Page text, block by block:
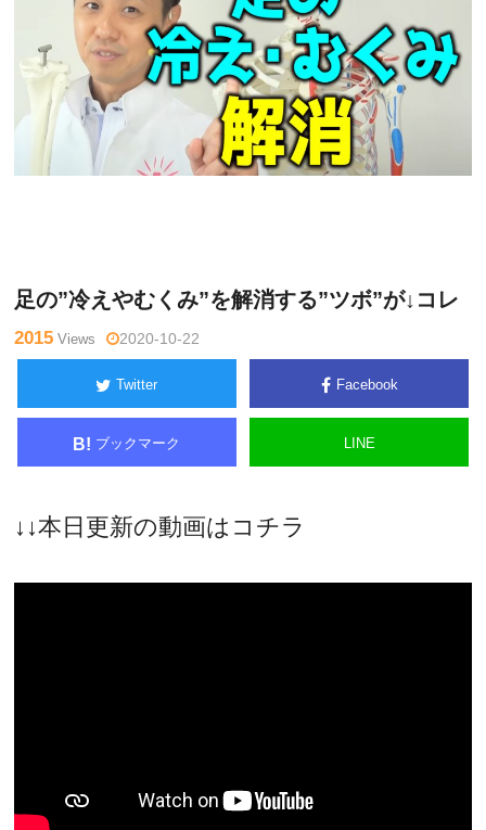
足の”冷えやむくみ”を解消する”ツボ”が↓コレ
2015 Views 2020-10-22
Twitter Facebook
B! ブックマーク LINE
↓↓本日更新の動画はコチラ